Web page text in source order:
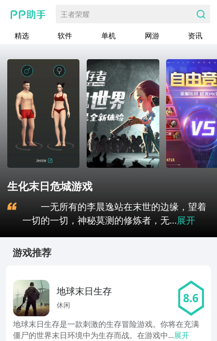
王者荣耀
精选 软件 单机 网游 资讯
生化末日危城游戏
一无所有的李晨逸站在末世的边缘，望着
一切的一切，神秘莫测的修炼者，无...展开
游戏推荐
地球末日生存
休闲 8.6
地球末日生存是一款刺激的生存冒险游戏。你将在充满
僵尸的世界末日环境中为生存而战。在游戏中...展开